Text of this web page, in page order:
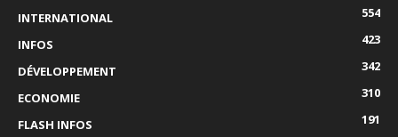
INTERNATIONAL
554
INFOS
423
DÉVELOPPEMENT
342
ECONOMIE
310
FLASH INFOS
191